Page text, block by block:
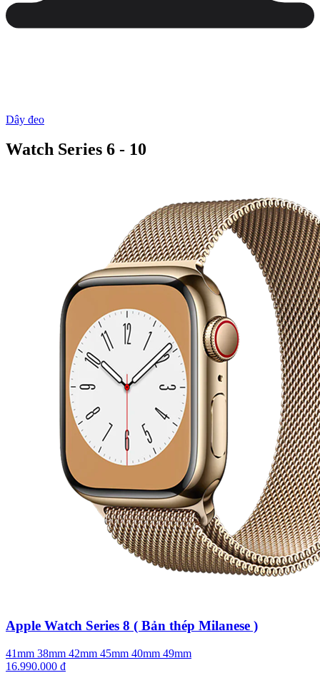
Dây đeo
Watch Series 6 - 10
Apple Watch Series 8 ( Bản thép Milanese )
41mm 38mm 42mm 45mm 40mm 49mm
16.990.000 đ